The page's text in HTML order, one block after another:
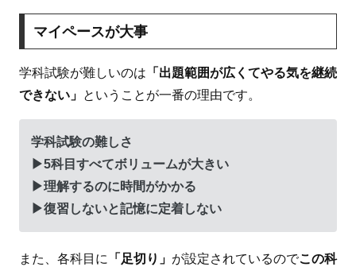
マイペースが大事
学科試験が難しいのは 「出題範囲が広くてやる気を継続
できない」 ということが一番の理由です。
学科試験の難しさ
▶5科目すべてボリュームが大きい
▶理解するのに時間がかかる
▶復習しないと記憶に定着しない
また、各科目に 「足切り」 が設定されているのでこの科